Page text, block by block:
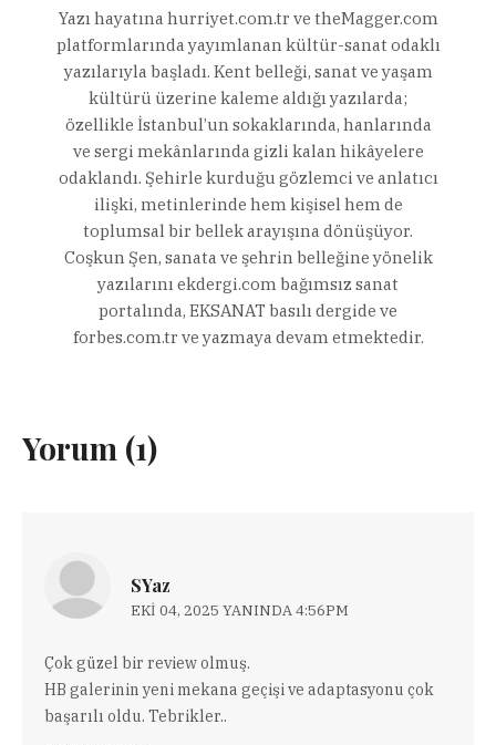
Yazı hayatına hurriyet.com.tr ve theMagger.com
platformlarında yayımlanan kültür-sanat odaklı
yazılarıyla başladı. Kent belleği, sanat ve yaşam
kültürü üzerine kaleme aldığı yazılarda;
özellikle İstanbul’un sokaklarında, hanlarında
ve sergi mekânlarında gizli kalan hikâyelere
odaklandı. Şehirle kurduğu gözlemci ve anlatıcı
ilişki, metinlerinde hem kişisel hem de
toplumsal bir bellek arayışına dönüşüyor.
Coşkun Şen, sanata ve şehrin belleğine yönelik
yazılarını ekdergi.com bağımsız sanat
portalında, EKSANAT basılı dergide ve
forbes.com.tr ve yazmaya devam etmektedir.
Yorum (1)
SYaz
EKI 04, 2025 YANINDA 4:56PM
Çok güzel bir review olmuş.
HB galerinin yeni mekana geçişi ve adaptasyonu çok
başarılı oldu. Tebrikler..